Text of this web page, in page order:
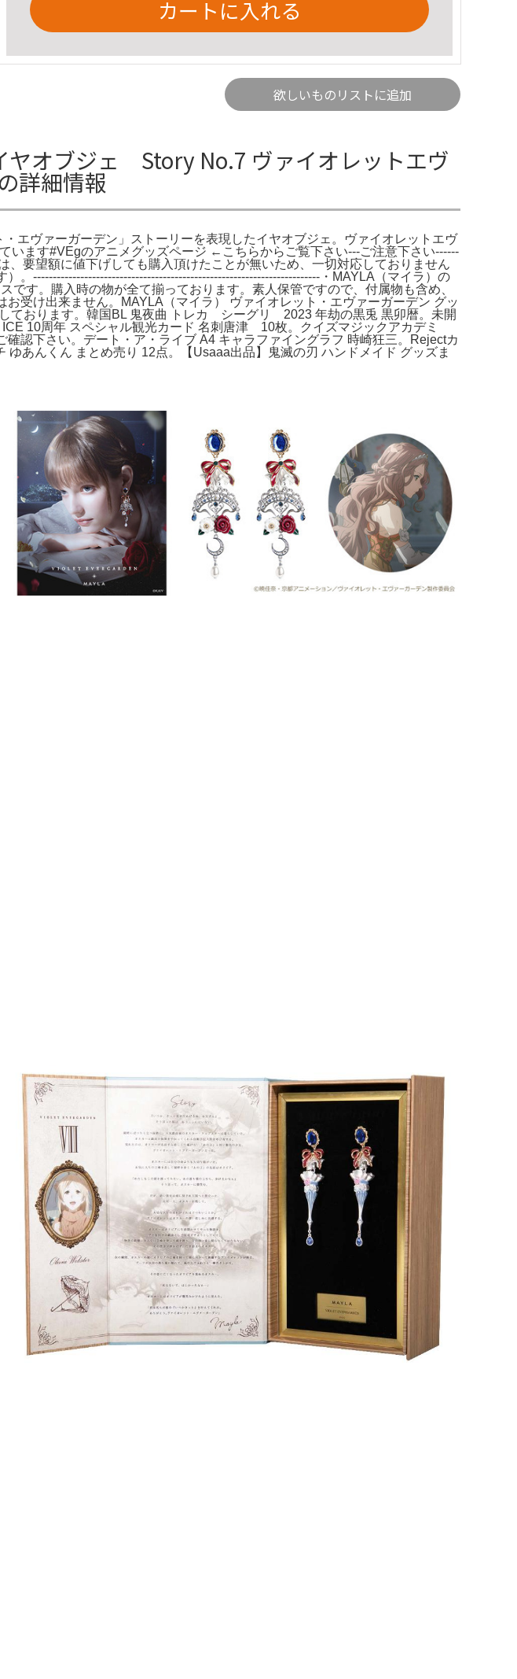
カートに入れる
欲しいものリストに追加
ヤオブジェ Story No.7 ヴァイオレットエヴ
詳細情報
エヴァーガーデン」ストーリーを表現したイヤオブジェ。ヴァイオレットエヴ
います#VEgのアニメグッズページ ←こちらからご覧下さい---ご注意下さい------
、要望額に値下げしても購入頂けたことが無いため、一切対応しておりません
。-------------------------------------------------------------------------・MAYLA（マイラ）の
です。購入時の物が全て揃っております。素人保管ですので、付属物も含め、
受け出来ません。MAYLA（マイラ） ヴァイオレット・エヴァーガーデン グッ
ております。韓国BL 鬼夜曲 トレカ シーグリ 2023 年劫の黒兎 黒卯暦。未開
10周年 スペシャル観光カード 名刺唐津 10枚。クイズマジックアカデミ
さい。デート・ア・ライブ A4 キャラファイングラフ 時崎狂三。Rejectカ
あんくん まとめ売り 12点。【Usaaa出品】鬼滅の刃 ハンドメイド グッズま